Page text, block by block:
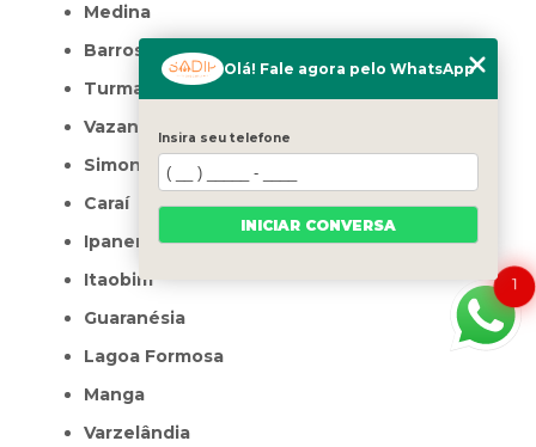
Medina
Barroso
Turmalina
Vazante
Simonésia
Caraí
Ipanema
Itaobim
Guaranésia
Lagoa Formosa
Manga
Varzelândia
1
Olá! Fale agora pelo WhatsApp
Insira seu telefone
INICIAR CONVERSA